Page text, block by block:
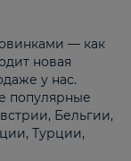
— как
новая
у нас.
популярные
Бельгии,
Турции,